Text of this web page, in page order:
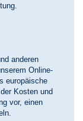
anderen
Online-
europäische
Kosten und
vor, einen